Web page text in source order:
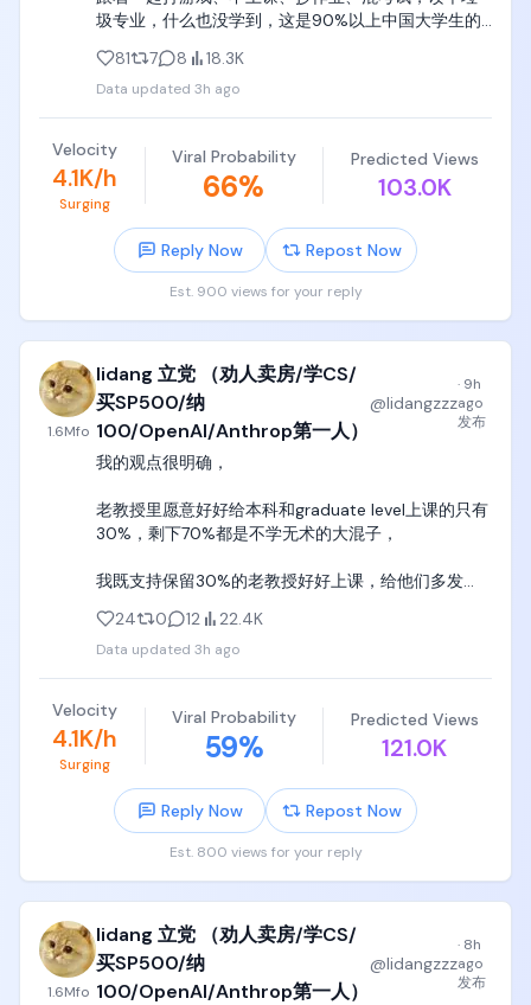
因为这东西是他妈William Shockley在1970年代发明
的，容不下你的质疑，也不符合你的直觉，你也没有
这东西对于绝大多数高中天天编程、折腾tree、折腾
linked list、折腾各种graph、天天自己手写编译器的
编程小天才来说，不仅反直觉，而且是一种巨大的折
磨。
到了自动控制理论，为什么时域要转换到频域，为什
么要用bode和nyquest图作为判据，为什么要设计
PID，又他妈难受半年，
到了信号与系统，为什么滤波器这么设计，为什么频
域有这些操作，为什么DSP这么设计，又他妈吃了半
年狗屎，
到了电机与电力拖动，三相交流电机这个绕组怎么算
磁通量积分，磁通量和电压电流为什么是这个关系，
为什么这么设计整流逆变，又他妈吃半年狗屎，
电子类绝大多数专业课，是根本就他妈不跟你聊设
学，不学滚，
这种编程小天才们，天天看lisp intepreter都要重写一
遍，看操作系统不爽就重写，看数据库不爽就重写一
按着脑袋学四年电子自动化，给我理解背诵三极管的
特征曲线，给我学PID调参，给我刷电路题（上学期
+下学期总共10学分），
这种完全等于精神折磨，大部分编程小天才们根本坚
持不下去，就直接精神崩溃了。
对于这种孩子，我唯一忠告就是，放弃幻想，老实实
学计算机去，计算机专业也有嵌入式和cpu
architecture，完全够用了。
圾专业，什么也没学到，这是90%以上中国大学生的
党哥反复告诉你们，去深职院、广轻工、天津中德这
种， 就是告诉你们，小学初中高中都不学习，大学哪
怕读个专科，也要踏踏实实选个电气、电子、电类专
业，踏踏实实学个手艺。
大学是你进入社会前最后一步，18~22岁是很多人这辈
子最后能学知识、学技术、学手艺的年龄和状态了。
性学习和训练的能力了，大脑记忆力、学习能力、思
看看你们家长辈就知道了，三四十岁的人，基本上处
于油盐不进的状态，整个人跟个大傻逼一样，行尸走
肉存活在自己行业和岗位上，几乎没有任何转行和试
错的可能性，哪怕创业也只是弱智脑瘫傻逼都能干的
奶茶、咖啡、烘焙三件套，让他们学炒个鱼香肉丝，
小学初中高中不学习，不是你的错，不是学习的错，
到了大学阶段，首先要挑选好的学校，深职院、深信
强于99%的二本三本，进去之后才能认真学技术，踏
踏实实吃几年苦，系统性地学两三年专业课，才能有
一个工程行业和技术的起点。
如果为了本科的名声，300分选一个垃圾三本，进去
之后继续混四年日子，刷抖音打游戏浪费四年光阴，
完全是对自己人生和青春的巨大浪费，也是浪费了你
最后一次学习的机会。
81 7 8 18.3K
Data updated 3h ago
Velocity
4.1K/h
Surging
Viral Probability
66%
Predicted Views
103.0K
Reply Now Repost Now
Est. 900 views for your reply
1.6Mfo
lidang 立党 （劝人卖房/学CS/
买SP500/纳
100/OpenAI/Anthrop第一人）
@lidangzzz
· 9h
ago
发布
我的观点很明确，
老教授里愿意好好给本科和graduate level上课的只有
30%，剩下70%都是不学无术的大混子，
我既支持保留30%的老教授好好上课，给他们多发
力全心全意给本科生上课，
我同时支持全部裁掉不做research也不好好上课的
70%的老教授， 请他们去更适合他们的岗位。
24 0 12 22.4K
Data updated 3h ago
Velocity
4.1K/h
Surging
Viral Probability
59%
Predicted Views
121.0K
Reply Now Repost Now
Est. 800 views for your reply
1.6Mfo
lidang 立党 （劝人卖房/学CS/
买SP500/纳
100/OpenAI/Anthrop第一人）
@lidangzzz
· 8h
ago
发布